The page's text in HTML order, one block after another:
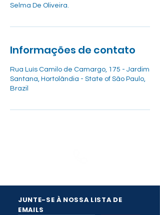
Selma De Oliveira.
Informações de contato
Rua Luís Camilo de Camargo, 175 - Jardim
Santana, Hortolândia - State of São Paulo,
Brazil
JUNTE-SE À NOSSA LISTA DE
EMAILS